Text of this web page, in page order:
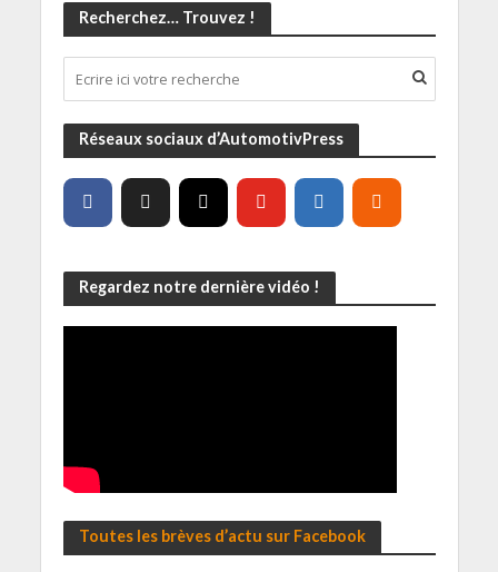
Recherchez… Trouvez !
Réseaux sociaux d’AutomotivPress
Regardez notre dernière vidéo !
Toutes les brèves d’actu sur Facebook